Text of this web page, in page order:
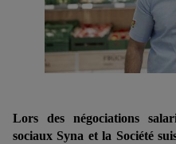
Lors des négociations
sociaux Syna et la Société